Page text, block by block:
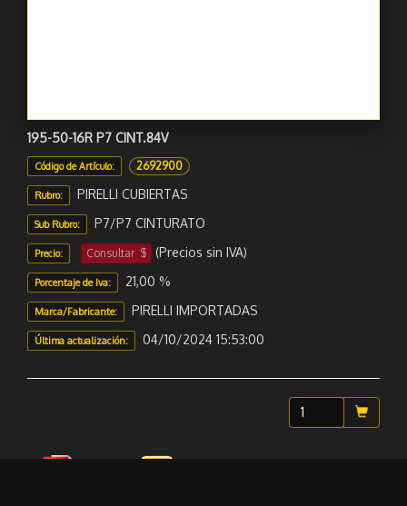
195-50-16R P7 CINT.84V
Código de Artículo: 2692900
Rubro: PIRELLI CUBIERTAS
Sub Rubro: P7/P7 CINTURATO
Precio: Consultar $ (Precios sin IVA)
Porcentaje de Iva: 21,00 %
Marca/Fabricante: PIRELLI IMPORTADAS
Última actualización: 04/10/2024 15:53:00